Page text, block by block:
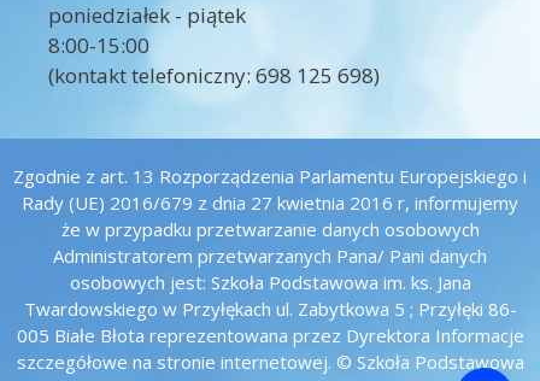
poniedziałek - piątek
8:00-15:00
(kontakt telefoniczny: 698 125 698)
Zgodnie z art. 13 Rozporządzenia Parlamentu Europejskiego i
Rady (UE) 2016/679 z dnia 27 kwietnia 2016 r, informujemy
że w przypadku przetwarzanie danych osobowych
Administratorem przetwarzanych Pana/ Pani danych
osobowych jest: Szkoła Podstawowa im. ks. Jana
Twardowskiego w Przyłękach ul. Zabytkowa 5 ; Przyłęki 86-
005 Białe Błota reprezentowana przez Dyrektora Informacje
szczegółowe na stronie internetowej. © Szkoła Podstawowa